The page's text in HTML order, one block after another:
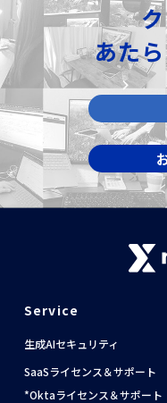
あた
Service
生成AIセキュリティ
SaaSライセンス＆サポート
Oktaライセンス＆サポート